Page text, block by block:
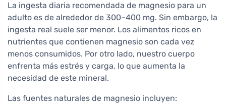
La ingesta diaria recomendada de magnesio para un
adulto es de alrededor de 300–400 mg. Sin embargo, la
ingesta real suele ser menor. Los alimentos ricos en
nutrientes que contienen magnesio son cada vez
menos consumidos. Por otro lado, nuestro cuerpo
enfrenta más estrés y carga, lo que aumenta la
necesidad de este mineral.
Las fuentes naturales de magnesio incluyen: